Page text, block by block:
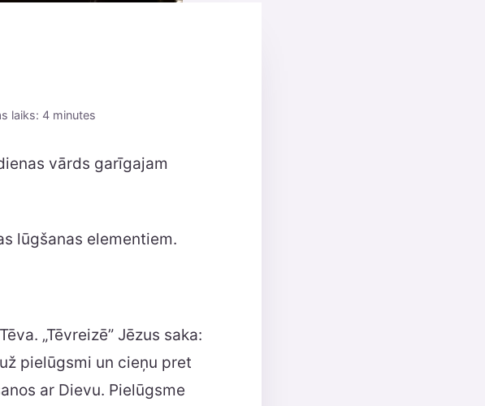
laiks: 4 minutes
vārds garīgajam
lūgšanas elementiem.
„Tēvreizē” Jēzus saka:
pielūgsmi un cieņu pret
ar Dievu. Pielūgsme